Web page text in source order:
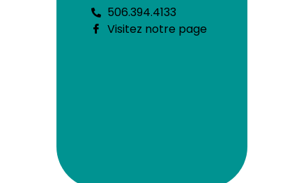
506.394.4133
Visitez notre page